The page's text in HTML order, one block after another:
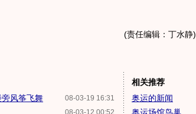
(责任编辑：丁水静)
08-03-19 16:31
风筝飞舞
08-03-12 00:52
相关推荐
奥运的新闻